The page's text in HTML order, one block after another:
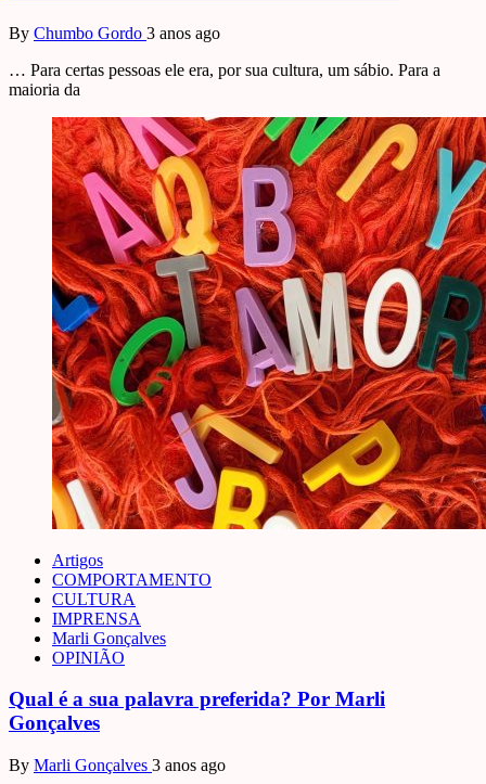
By Chumbo Gordo 3 anos ago
… Para certas pessoas ele era, por sua cultura, um sábio. Para a
maioria da
Artigos
COMPORTAMENTO
CULTURA
IMPRENSA
Marli Gonçalves
OPINIÃO
Qual é a sua palavra preferida? Por Marli
Gonçalves
By Marli Gonçalves 3 anos ago